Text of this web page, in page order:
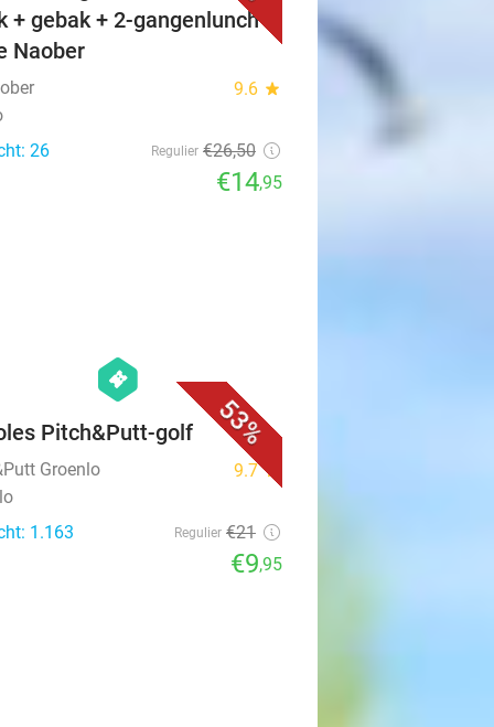
+ gebak + 2-gangenlunch
Naober
9.6 star
26
Regulier €26,50
€14,95
53%
hexagon
events
Pitch&Putt-golf
Groenlo 9.7star
1.163
Regulier €21
€9,95